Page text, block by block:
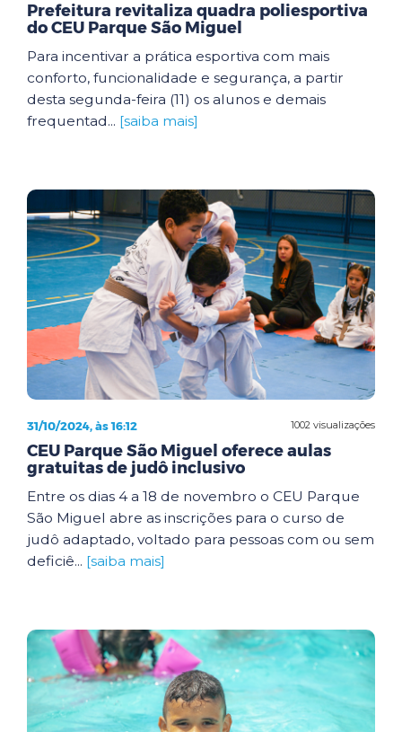
Prefeitura revitaliza quadra poliesportiva
do CEU Parque São Miguel
Para incentivar a prática esportiva com mais
conforto, funcionalidade e segurança, a partir
desta segunda-feira (11) os alunos e demais
frequentad... [saiba mais]
1002 visualizações
31/10/2024, às 16:12
CEU Parque São Miguel oferece aulas
gratuitas de judô inclusivo
Entre os dias 4 a 18 de novembro o CEU Parque
São Miguel abre as inscrições para o curso de
judô adaptado, voltado para pessoas com ou sem
deficiê... [saiba mais]